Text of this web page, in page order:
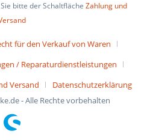
bitte der Schaltfläche Zahlung und
für den Verkauf von Waren
/ Reparaturdienstleistungen
Versand
Datenschutzerklärung
- Alle Rechte vorbehalten